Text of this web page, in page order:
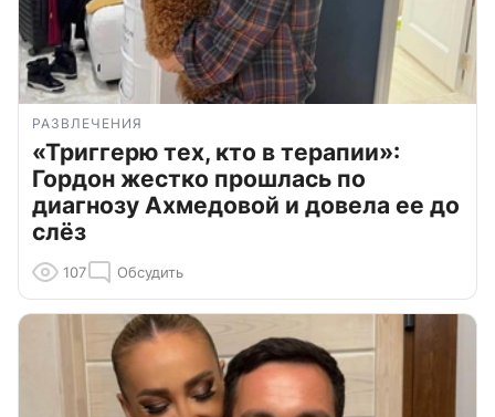
РАЗВЛЕЧЕНИЯ
«Триггерю тех, кто в терапии»:
Гордон жестко прошлась по
диагнозу Ахмедовой и довела ее до
слёз
107 Обсудить